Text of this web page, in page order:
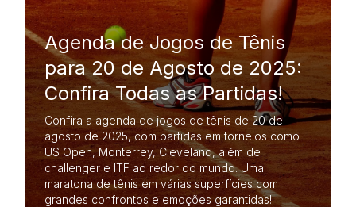
Agenda de Jogos de Tênis
para 20 de Agosto de 2025:
Confira Todas as Partidas!
Confira a agenda de jogos de tênis de 20 de
agosto de 2025, com partidas em torneios como
US Open, Monterrey, Cleveland, além de
challenger e ITF ao redor do mundo. Uma
maratona de tênis em várias superfícies com
grandes confrontos e emoções garantidas!